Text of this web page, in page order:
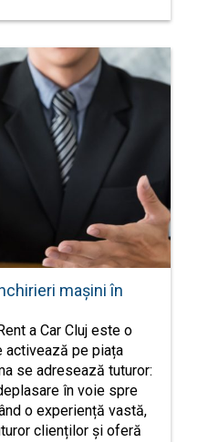
mașini în
a Car Cluj este o
activează pe piața
se adresează tuturor:
în voie spre
o experiență vastă,
clienților și oferă